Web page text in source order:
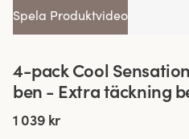
Spela Produktvideo
4-pack Cool
ben - Extra täckning
1 039 kr